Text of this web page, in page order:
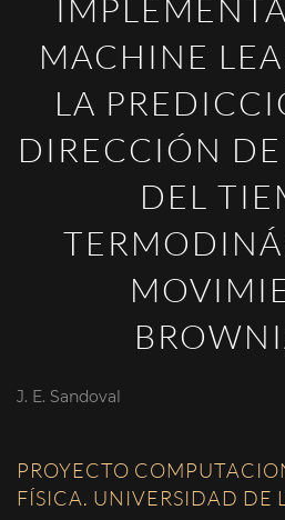
MACHINE
LA
DIRECCIÓN
DEL
J. E. Sandoval
PROYECTO
FÍSICA. UNIVERSIDAD DE